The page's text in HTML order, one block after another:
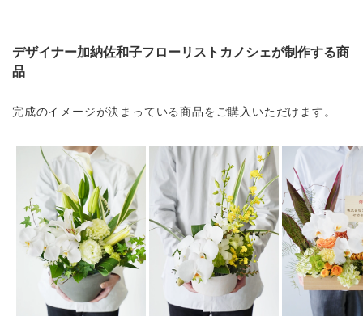
デザイナー加納佐和子フローリストカノシェが制作する商
品
完成のイメージが決まっている商品をご購入いただけます。